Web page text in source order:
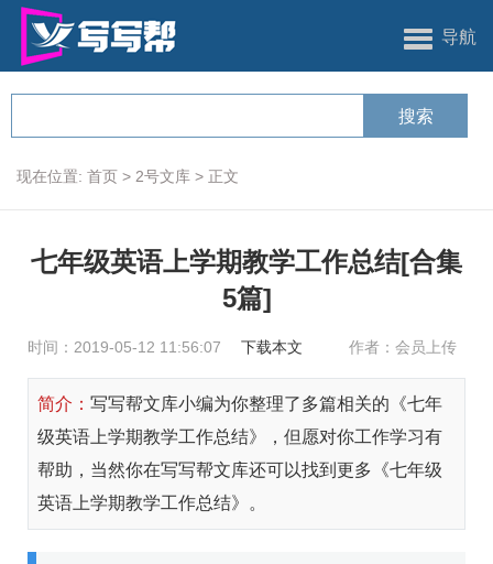
导航
现在位置: 首页 > 2号文库 > 正文
七年级英语上学期教学工作总结[合集
5篇]
时间：2019-05-12 11:56:07 下载本文 作者：会员上传
简介： 写写帮文库小编为你整理了多篇相关的《七年
级英语上学期教学工作总结》，但愿对你工作学习有
帮助，当然你在写写帮文库还可以找到更多《七年级
英语上学期教学工作总结》。